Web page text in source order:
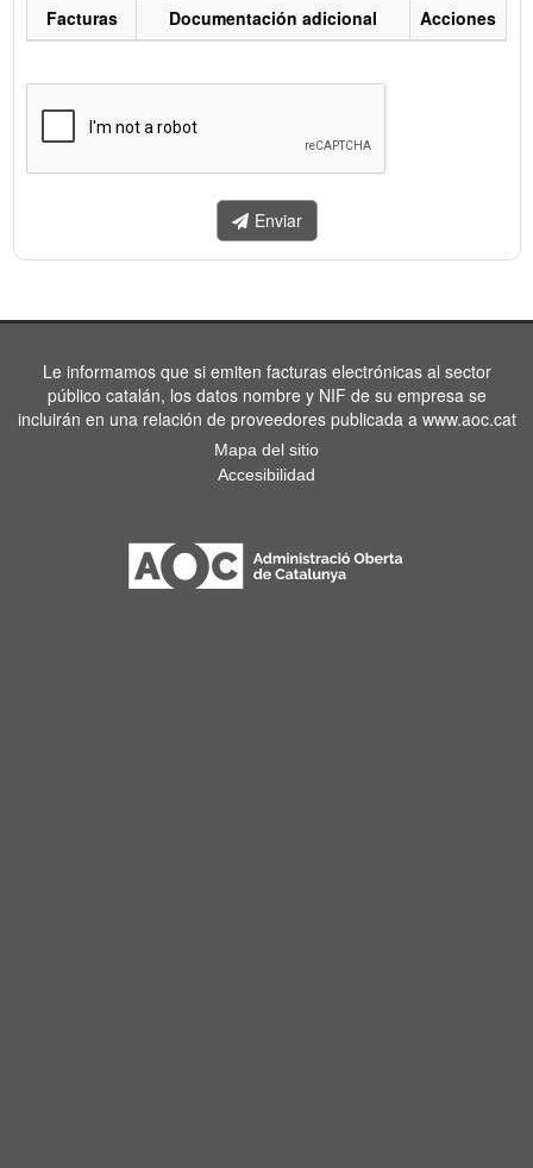
enviar.
Facturas Documentación adicional Acciones
Enviar
Le informamos que si emiten facturas electrónicas al sector
público catalán, los datos nombre y NIF de su empresa se
incluirán en una relación de proveedores publicada a www.aoc.cat
Mapa del sitio
Accesibilidad